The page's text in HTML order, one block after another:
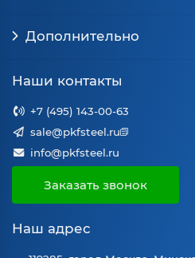
Дополнительно
Наши контакты
+7 (495) 143-00-63
sale@pkfsteel.ru
info@pkfsteel.ru
Заказать звонок
Наш адрес